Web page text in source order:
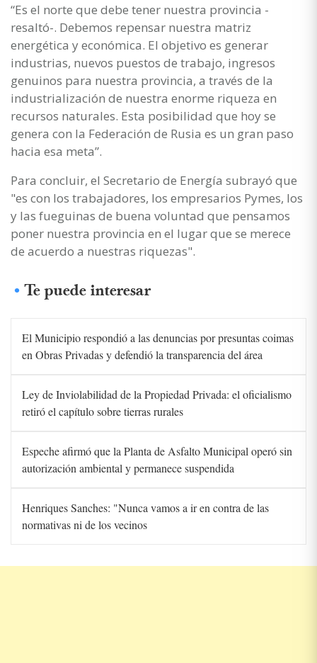
“Es el norte que debe tener nuestra provincia -
resaltó-. Debemos repensar nuestra matriz
energética y económica. El objetivo es generar
industrias, nuevos puestos de trabajo, ingresos
genuinos para nuestra provincia, a través de la
industrialización de nuestra enorme riqueza en
recursos naturales. Esta posibilidad que hoy se
genera con la Federación de Rusia es un gran paso
hacia esa meta”.
Para concluir, el Secretario de Energía subrayó que
"es con los trabajadores, los empresarios Pymes, los
y las fueguinas de buena voluntad que pensamos
poner nuestra provincia en el lugar que se merece
de acuerdo a nuestras riquezas".
Te puede interesar
El Municipio respondió a las denuncias por presuntas coimas
en Obras Privadas y defendió la transparencia del área
Ley de Inviolabilidad de la Propiedad Privada: el oficialismo
retiró el capítulo sobre tierras rurales
Espeche afirmó que la Planta de Asfalto Municipal operó sin
autorización ambiental y permanece suspendida
Henriques Sanches: "Nunca vamos a ir en contra de las
normativas ni de los vecinos